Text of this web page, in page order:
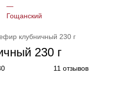
клубничный 230 г
230 г
11 отзывов